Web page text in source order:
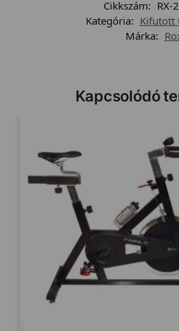
Cikkszám: RX-
Kategória: Kifutott
Márka:
Kapcsolódó